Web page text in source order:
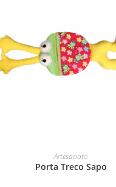
VER OPÇÕES
Artesanato
Porta Treco Sapo